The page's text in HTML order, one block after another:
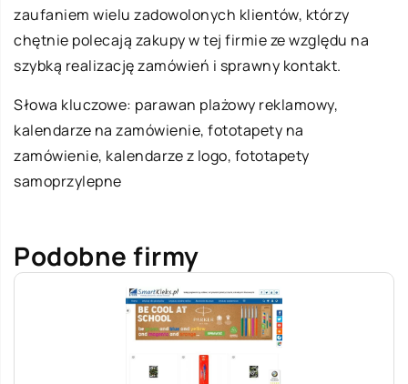
zaufaniem wielu zadowolonych klientów, którzy
chętnie polecają zakupy w tej firmie ze względu na
szybką realizację zamówień i sprawny kontakt.
Słowa kluczowe: parawan plażowy reklamowy,
kalendarze na zamówienie, fototapety na
zamówienie, kalendarze z logo, fototapety
samoprzylepne
Podobne firmy